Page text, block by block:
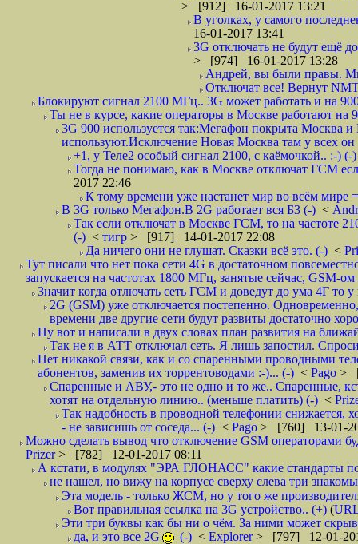
> [912] 16-01-2017 13:21
В уголках, у самого
16-01-2017 13:41
3G отключать не будут ещё
> [974] 16-01-2017 13:28
Андрей, вы были правы.
Отключат все! Вернут
Блокируют сигнал 2100 МГц.. 3G может работать и на
Ты не в курсе, какие операторы в Москве работают на
3G 900 используется так:Мегафон покрыта
используют.Исключение Новая Москва там у всех он
+1, у Теле2 особый сигнал 2100, с каёмочкой.. :-) (-)
Тогда не понимаю, как в Москве отключат ГСМ
2017 22:46
К тому времени уже настанет мир во всём мире
В 3G только Мегафон.В 2G работает вся Б3 (-) <
Так если отключат в Москве ГСМ, то на частоте
(-) < тигр > [917] 14-01-2017 22:08
Да ничего они не глушат. Сказки всё это. (-) <
Тут писали что нет пока сети 4G в достаточном
запускается на частотах 1800 МГц, занятые сейчас, GSM-
Значит когда отлючать сеть ГСМ и доведут до ума 4Г то
2G (GSM) уже отключается постепенно.
времени две другие сети будут развиты достаточно
Ну вот и написали в двух словах план развития на
Так не я в АТТ отключал сеть. Я лишь запостил.
Нет никакой связи, как и со спаренными проводными
абонентов, заменив их торрентоводами :-)... (-) < Pago >
Спаренные и АВУ,- это не одно и то же.. Спаренные,
хотят на отдельную линию.. (меньше платить) (-) <
Так надобность в проводной телефонии снижается,
- не зависишь от соседа... (-) < Pago > [760] 13-01-
Можно сделать вывод что отключение GSM операторами
Prizer> [782] 12-01-2017 08:11
А кстати, в модулях "ЭРА ГЛОНАСС" какие стандарты
не нашел, но вижу на корпусе сверху слева три
Эта модель - только ЖСМ, но у того же
Вот правильная ссылка на 3G устройство.. (+) (
Эти три буквы как бы ни о чём. За ними может
да, и это все 2G
(-) < Explorer> [797] 12-01-